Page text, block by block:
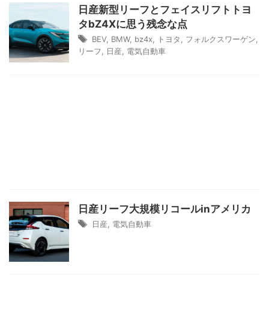
日産新型リーフとフェイスリフトトヨ
タbZ4Xに思う残念な点
BEV, BMW, bz4x トヨタ フォルクスワーゲン
リーフ
日産 電気自動車
日産リーフ大規模リコールinアメリカ
日産 電気自動車